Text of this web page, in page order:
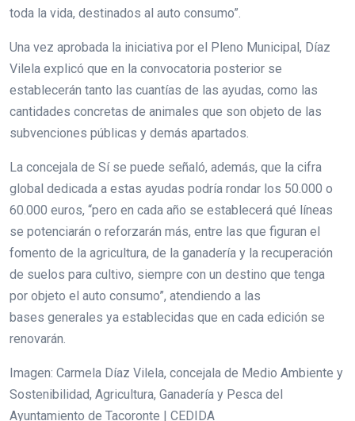
toda la vida, destinados al auto consumo”.
Una vez aprobada la iniciativa por el Pleno Municipal, Díaz
Vilela explicó que en la convocatoria posterior se
establecerán tanto las cuantías de las ayudas, como las
cantidades concretas de animales que son objeto de las
subvenciones públicas y demás apartados.
La concejala de Sí se puede señaló, además, que la cifra
global dedicada a estas ayudas podría rondar los 50.000 o
60.000 euros, “pero en cada año se establecerá qué líneas
se potenciarán o reforzarán más, entre las que figuran el
fomento de la agricultura, de la ganadería y la recuperación
de suelos para cultivo, siempre con un destino que tenga
por objeto el auto consumo”, atendiendo a las
bases generales ya establecidas que en cada edición se
renovarán.
Imagen: Carmela Díaz Vilela, concejala de Medio Ambiente y
Sostenibilidad, Agricultura, Ganadería y Pesca del
Ayuntamiento de Tacoronte | CEDIDA